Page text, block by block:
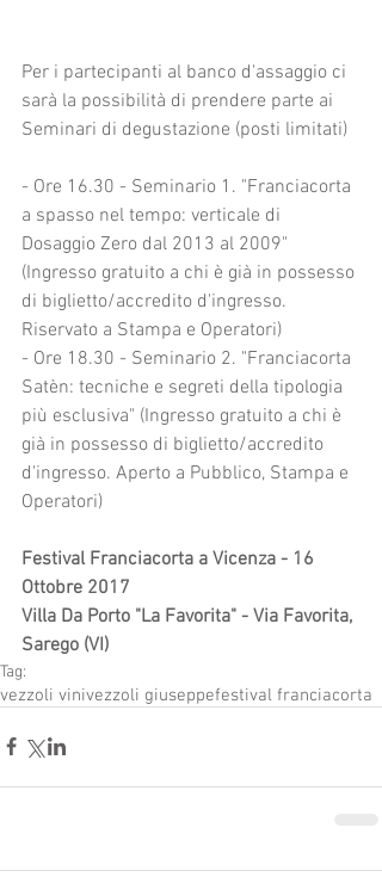
Per i partecipanti al banco d'assaggio ci
sarà la possibilità di prendere parte ai
Seminari di degustazione (posti limitati)
- Ore 16.30 - Seminario 1. "Franciacorta
a spasso nel tempo: verticale di
Dosaggio Zero dal 2013 al 2009"
(Ingresso gratuito a chi è già in possesso
di biglietto/accredito d'ingresso.
Riservato a Stampa e Operatori)
- Ore 18.30 - Seminario 2. "Franciacorta
Satèn: tecniche e segreti della tipologia
più esclusiva" (Ingresso gratuito a chi è
già in possesso di biglietto/accredito
d'ingresso. Aperto a Pubblico, Stampa e
Operatori)
Festival Franciacorta a Vicenza - 16
Ottobre 2017
Villa Da Porto "La Favorita" - Via Favorita,
Sarego (VI)
Tag:
vezzoli vinivezzoli giuseppefestival franciacorta